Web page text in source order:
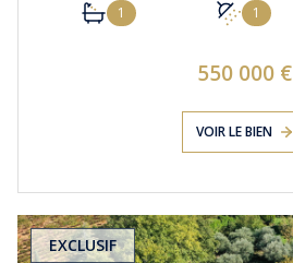
1 1
550 000 €
VOIR LE BIEN
EXCLUSIF